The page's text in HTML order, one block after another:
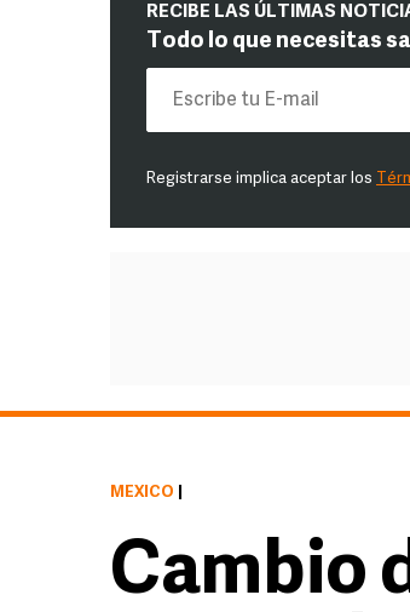
RECIBE LAS ÚLTIMAS
Todo lo que necesitas
Registrarse implica aceptar los
MÉXICO
Cambio